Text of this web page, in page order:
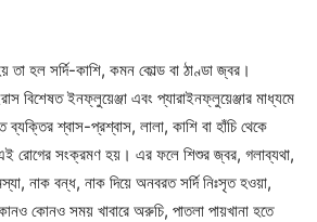
তা হল সর্দি-কাশি, কমন কোল্ড বা ঠাণ্ডা জ্বর।
বিশেষত ইনফ্লুয়েঞ্জা এবং প্যারাইনফ্লুয়েঞ্জার মাধ্যমে
শ্বাস-প্রশ্বাস, লালা, কাশি বা হাঁচি থেকে
এই রোগের সংক্রমণ হয়। এর ফলে শিশুর জ্বর, গলাব্যথা,
নাক বন্ধ, নাক দিয়ে অনবরত সর্দি নিঃসৃত হওয়া,
কোনও সময় খাবারে অরুচি, পাতলা পায়খানা হতে